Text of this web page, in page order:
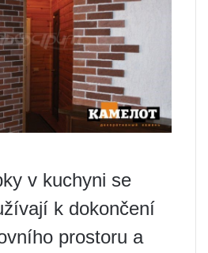
v kuchyni se
k dokončení
prostoru a